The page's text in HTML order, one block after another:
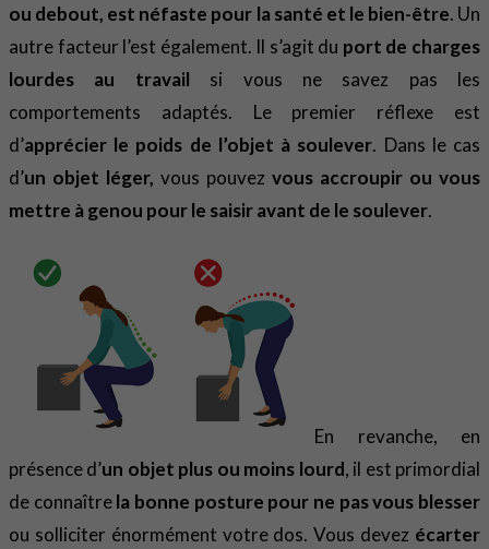
ou debout, est néfaste pour la santé et le bien-être. Un
autre facteur l’est également. Il s’agit du port de charges
lourdes au travail si vous ne savez pas les
comportements adaptés. Le premier réflexe est
d’apprécier le poids de l’objet à soulever. Dans le cas
d’un objet léger, vous pouvez vous accroupir ou vous
mettre à genou pour le saisir avant de le soulever.
En revanche, en
présence d’un objet plus ou moins lourd, il est primordial
de connaîtrela bonne posture pour ne pas vous blesser
ou solliciter énormément votre dos. Vous devez écarter